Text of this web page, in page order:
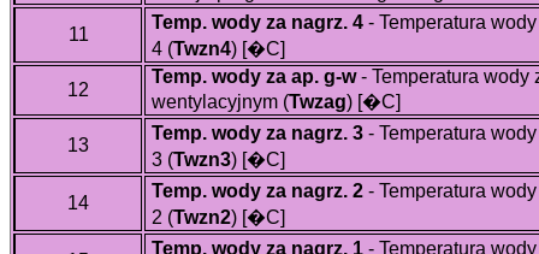
11
Temp. wody za nagrz. 4- Temperatura
4 (Twzn4)[�C]
12
Temp. wody za ap. g-w- Temperatura wody
wentylacyjnym (Twzag)[�C]
13
Temp. wody za nagrz. 3- Temperatura
3 (Twzn3)[�C]
14
Temp. wody za nagrz. 2- Temperatura
2 (Twzn2)[�C]
Temp. wody za nagrz. 1- Temperatura